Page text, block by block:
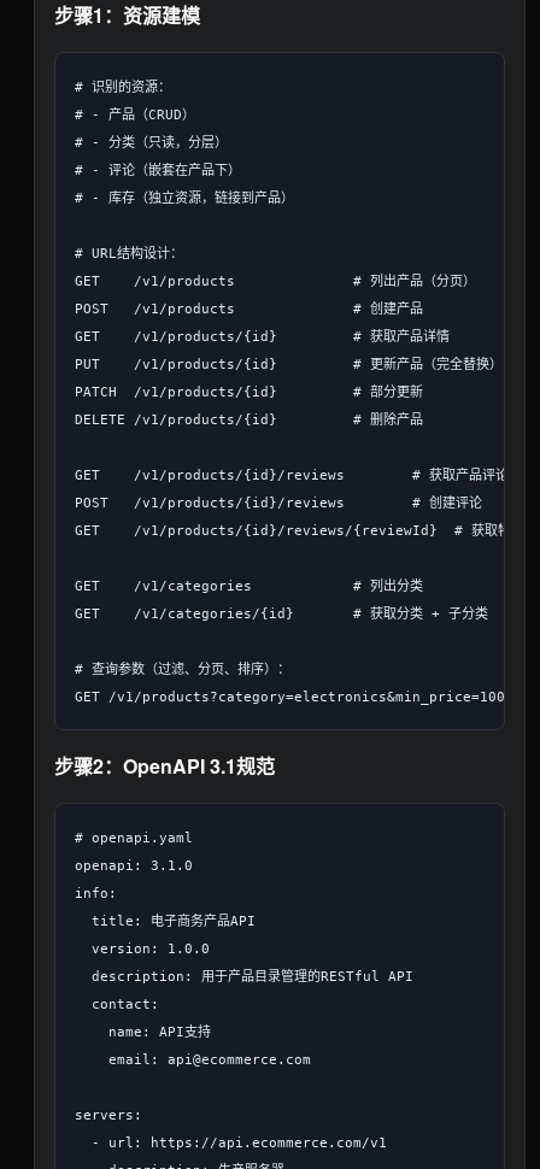
步骤1：资源建模
# 识别的资源：
# - 产品（CRUD）
# - 分类（只读，分层）
# - 评论（嵌套在产品下）
# - 库存（独立资源，链接到产品）
# URL结构设计：
GET    /v1/products              # 列出产品（分页）
POST   /v1/products              # 创建产品
GET    /v1/products/{id}         # 获取产品详情
PUT    /v1/products/{id}         # 更新产品（完全替换）
PATCH  /v1/products/{id}         # 部分更新
DELETE /v1/products/{id}         # 删除产品
GET    /v1/products/{id}/reviews        # 获取产品评论
POST   /v1/products/{id}/reviews        # 创建评论
GET    /v1/products/{id}/reviews/{reviewId}  # 获取特定评
GET    /v1/categories            # 列出分类
GET    /v1/categories/{id}       # 获取分类 + 子分类
# 查询参数（过滤、分页、排序）：
步骤2：OpenAPI 3.1规范
# openapi.yaml
openapi: 3.1.0
info:
  title: 电子商务产品API
  version: 1.0.0
  description: 用于产品目录管理的RESTful API
  contact:
    name: API支持
    email: api@ecommerce.com
servers:
  - url: https://api.ecommerce.com/v1